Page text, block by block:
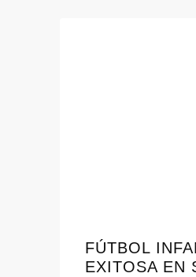
FÚTBOL
EXITOSA EN